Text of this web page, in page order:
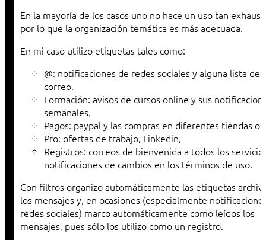
En la mayoría de los casos uno no hace un uso tan
por lo que la organización temática es más adecuada.
En mi caso utilizo etiquetas tales como:
@: notificaciones de redes sociales y alguna lista de
correo.
Formación: avisos de cursos online y sus
semanales.
Pagos: paypal y las compras en diferentes tiendas
Pro: ofertas de trabajo, Linkedin,
Registros: correos de bienvenida a todos los
notificaciones de cambios en los términos de uso.
Con filtros organizo automáticamente las etiquetas
los mensajes y, en ocasiones (especialmente
redes sociales) marco automáticamente como leídos los
mensajes, pues sólo los utilizo como un registro.